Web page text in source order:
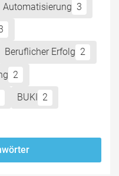
Automatisierung 3
Beruflicher Erfolg 2
2
BUKI 2